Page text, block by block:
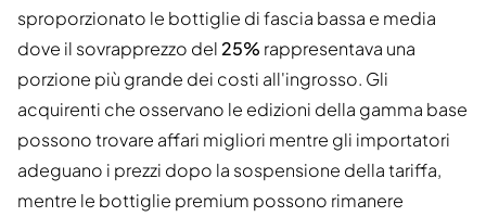
sproporzionato le bottiglie di fascia bassa e media
dove il sovrapprezzo del 25% rappresentava una
porzione più grande dei costi all'ingrosso. Gli
acquirenti che osservano le edizioni della gamma base
possono trovare affari migliori mentre gli importatori
adeguano i prezzi dopo la sospensione della tariffa,
mentre le bottiglie premium possono rimanere